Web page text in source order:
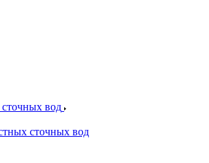
вод
сточных вод